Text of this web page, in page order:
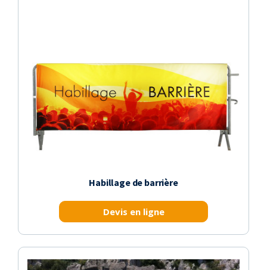
Habillage de barrière
Devis en ligne